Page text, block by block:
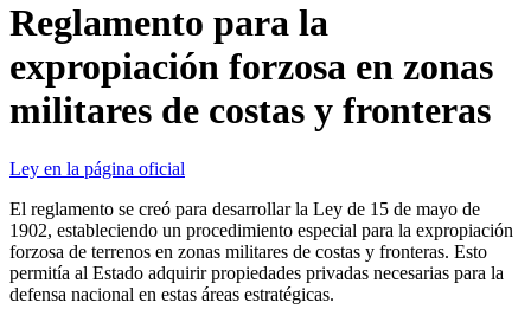
Reglamento para la
expropiación forzosa en zonas
militares de costas y fronteras
Ley en la página oficial
El reglamento se creó para desarrollar la Ley de 15 de mayo de
1902, estableciendo un procedimiento especial para la expropiación
forzosa de terrenos en zonas militares de costas y fronteras. Esto
permitía al Estado adquirir propiedades privadas necesarias para la
defensa nacional en estas áreas estratégicas.